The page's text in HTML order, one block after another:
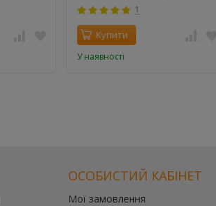
1
Купити
У наявності
ОСОБИСТИЙ КАБІНЕТ
Мої замовлення